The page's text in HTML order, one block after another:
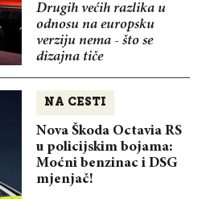
Drugih većih razlika u
odnosu na europsku
verziju nema - što se
dizajna tiče
NA CESTI
Nova Škoda Octavia RS
u policijskim bojama:
Moćni benzinac i DSG
mjenjač!